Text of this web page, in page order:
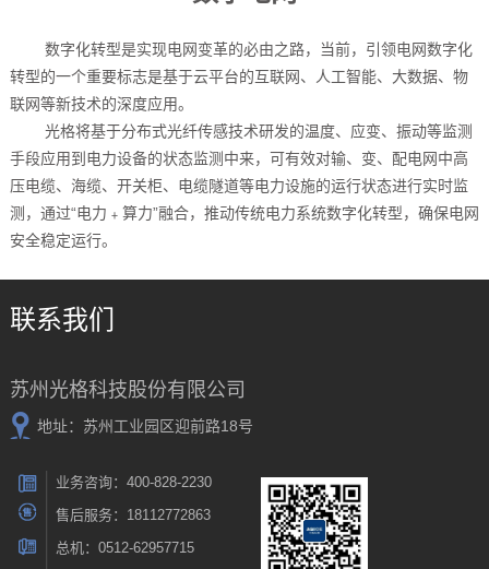
数字化转型是实现电网变革的必由之路，当前，引领电网数字化
转型的一个重要标志是基于云平台的互联网、人工智能、大数据、物
联网等新技术的深度应用。
光格将基于分布式光纤传感技术研发的温度、应变、振动等监测
手段应用到电力设备的状态监测中来，可有效对输、变、配电网中高
压电缆、海缆、开关柜、电缆隧道等电力设施的运行状态进行实时监
测，通过“电力﹢算力”融合，推动传统电力系统数字化转型，确保电网
安全稳定运行。
联系我们
苏州光格科技股份有限公司
地址：苏州工业园区迎前路18号
业务咨询：400-828-2230
售后服务：18112772863
总机：0512-62957715